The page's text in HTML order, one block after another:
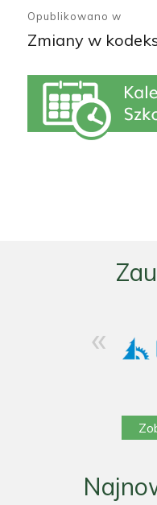
R
A
I
:
wpisu
Opublikowano w
Zmiany w
«